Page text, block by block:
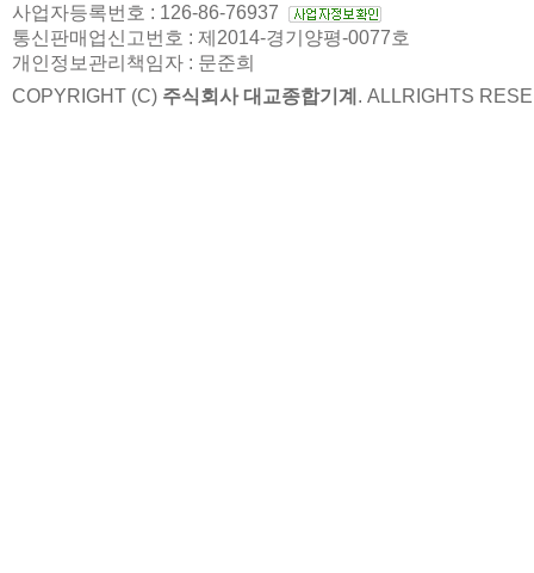
사업자등록번호 : 126-86-76937
통신판매업신고번호 : 제2014-경기양평-0077호
개인정보관리책임자 : 문준희
COPYRIGHT (C) 주식회사 대교종합기계 . ALLRIGHTS